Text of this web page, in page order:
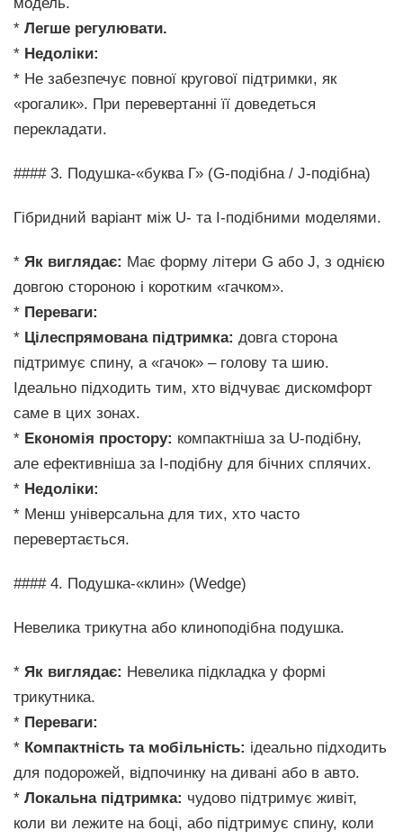
* Легше регулювати.
* Недоліки:
* Не забезпечує повної кругової підтримки, як
«рогалик». При перевертанні її доведеться
перекладати.
#### 3. Подушка-«буква Г» (G-подібна / J-подібна)
Гібридний варіант між U- та I-подібними моделями.
* Як виглядає: Має форму літери G або J, з однією
довгою стороною і коротким «гачком».
* Переваги:
* Цілеспрямована підтримка: довга сторона
підтримує спину, а «гачок» – голову та шию.
Ідеально підходить тим, хто відчуває дискомфорт
саме в цих зонах.
* Економія простору: компактніша за U-подібну,
але ефективніша за I-подібну для бічних сплячих.
* Недоліки:
* Менш універсальна для тих, хто часто
перевертається.
#### 4. Подушка-«клин» (Wedge)
Невелика трикутна або клиноподібна подушка.
* Як виглядає: Невелика підкладка у формі
трикутника.
* Переваги:
* Компактність та мобільність: ідеально підходить
для подорожей, відпочинку на дивані або в авто.
* Локальна підтримка: чудово підтримує живіт,
коли ви лежите на боці, або підтримує спину, коли